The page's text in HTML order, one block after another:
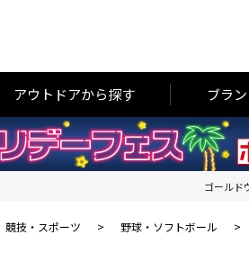
アウトドアから探す ブラ
ゴールド
競技・スポーツ > 野球・ソフトボール >